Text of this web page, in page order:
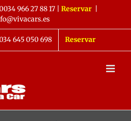
966 27 88 17| Reservar
645 050 698 Reservar